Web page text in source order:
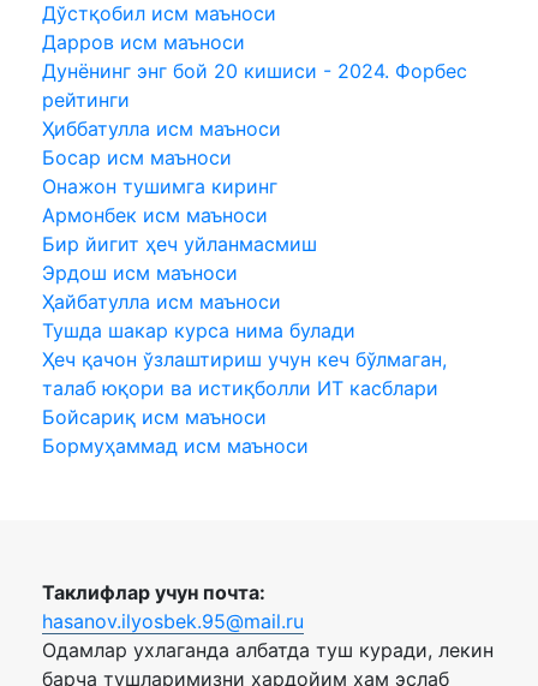
Дўстқобил исм маъноси
Дарров исм маъноси
Дунёнинг энг бой 20 кишиси - 2024. Форбес
рейтинги
Ҳиббатулла исм маъноси
Босар исм маъноси
Онажон тушимга киринг
Армонбек исм маъноси
Бир йигит ҳеч уйланмасмиш
Эрдош исм маъноси
Ҳайбатулла исм маъноси
Тушда шакар курса нима булади
Ҳеч қачон ўзлаштириш учун кеч бўлмаган,
талаб юқори ва истиқболли ИТ касблари
Бойсариқ исм маъноси
Бормуҳаммад исм маъноси
Таклифлар учун почта:
hasanov.ilyosbek.95@mail.ru
Одамлар ухлаганда албатда туш куради, лекин
барча тушларимизни хардойим хам эслаб